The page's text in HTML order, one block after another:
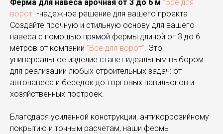
Ферма для навеса арочная от 3 до 6 м "Все для
ворот" -надежное решение для вашего проекта
Создайте прочную и стильную основу для вашего
навеса с помощью прямой фермы длиной от 3 до 6
метров от компании "Все для ворот". Это
универсальное изделие станет идеальным выбором
для реализации любых строительных задач: от
автонавеса и беседок до торговых павильонов и
хозяйственных построек.
Благодаря усиленной конструкции, антикоррозийному
покрытию и точным расчетам, наши фермы